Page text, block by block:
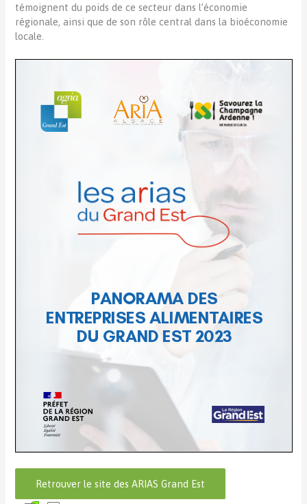
témoignent du poids de ce secteur dans l’économie
régionale, ainsi que de son rôle central dans la bioéconomie
locale.
Retrouver le site des ARIAS Grand Est